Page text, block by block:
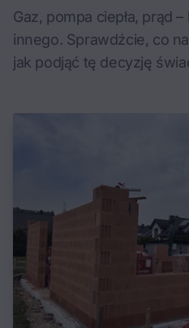
Gaz, pompa ciepła, prąd
innego. Sprawdźcie, co
jak podjąć tę decyzję